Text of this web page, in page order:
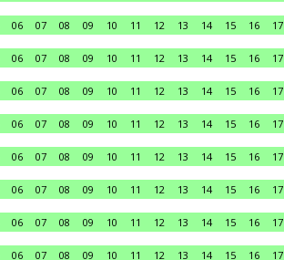
06 07 08 09 10 11 12 13 14 15 16 17
06 07 08 09 10 11 12 13 14 15 16 17
06 07 08 09 10 11 12 13 14 15 16 17
06 07 08 09 10 11 12 13 14 15 16 17
06 07 08 09 10 11 12 13 14 15 16 17
06 07 08 09 10 11 12 13 14 15 16 17
06 07 08 09 10 11 12 13 14 15 16 17
06 07 08 09 10 11 12 13 14 15 16 17